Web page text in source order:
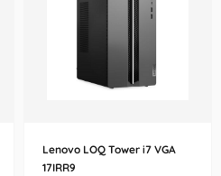
Lenovo LOQ Tower i7 VGA
17IRR9